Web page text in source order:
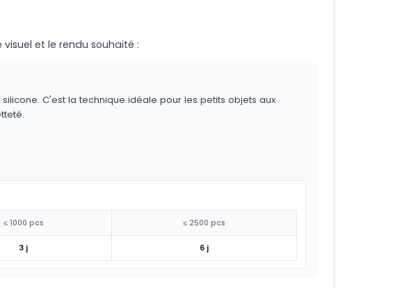
et le rendu souhaité :
C'est la technique idéale pour les petits objets aux
≤ 1000 pcs ≤ 2500 pcs
3 j 6 j